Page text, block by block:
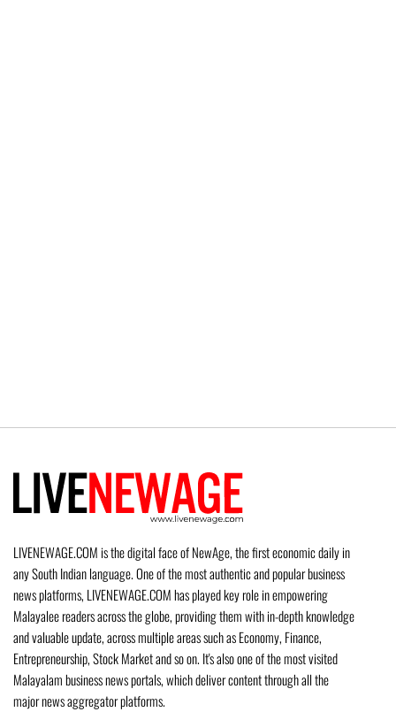
LIVENEWAGE.COM is the digital face of NewAge, the first economic daily in
any South Indian language. One of the most authentic and popular business
news platforms, LIVENEWAGE.COM has played key role in empowering
Malayalee readers across the globe, providing them with in-depth knowledge
and valuable update, across multiple areas such as Economy, Finance,
Entrepreneurship, Stock Market and so on. It's also one of the most visited
Malayalam business news portals, which deliver content through all the
major news aggregator platforms.